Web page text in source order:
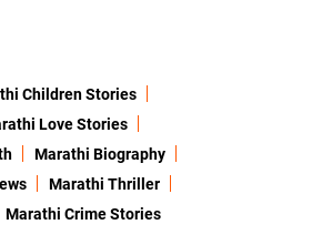
Children Stories
Love Stories
Marathi Biography
Marathi Thriller
Marathi Crime Stories